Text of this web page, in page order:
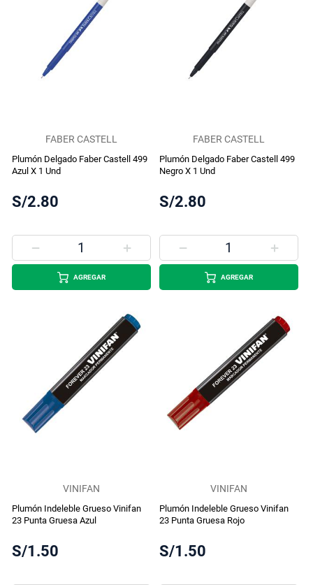
FABER CASTELL
Plumón Delgado Faber Castell 499
Azul X 1 Und
S/2.80
AGREGAR
FABER CASTELL
Plumón Delgado Faber Castell 499
Negro X 1 Und
S/2.80
AGREGAR
VINIFAN
Plumón Indeleble Grueso Vinifan
23 Punta Gruesa Azul
S/1.50
VINIFAN
Plumón Indeleble Grueso Vinifan
23 Punta Gruesa Rojo
S/1.50